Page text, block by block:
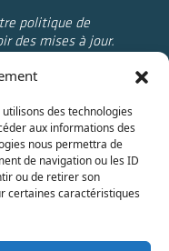
des technologies
aux informations des
nous permettra de
de navigation ou les ID
ou de retirer son
certaines caractéristiques
politique de
des mises à jour.
Actualités
Témoignages
IAE Saint-Étienne